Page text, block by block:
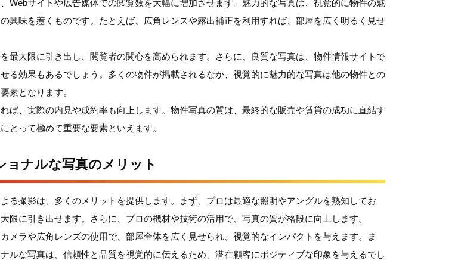
Webサイトや広告媒体での閲覧数を大幅に増加させます。魅力的な写真は、視覚的に物件の魅
興味を惹くものです。たとえば、広角レンズや露出補正を利用すれば、部屋を広く明るく見せ
最大限に引き出し、閲覧者の関心を高められます。さらに、良質な写真は、物件情報サイトで
る効果もあるでしょう。多くの物件が掲載されるなか、視覚的に魅力的な写真は他の物件との
素となります。
ば、実際の内見や成約率も向上します。物件写真の質は、最終的な販売や賃貸の成功に直結す
とって極めて重要な要素といえます。
ョナルな写真のメリット
る撮影は、多くのメリットを提供します。まず、プロは最適な照明やアングルを熟知してお
限に引き出せます。さらに、プロの機材や技術の活用で、写真の質が格段に向上します。
メラや広角レンズの使用で、部屋全体を広く見せられ、視覚的なインパクトを与えます。ま
ルな写真は、信頼性と品質を視覚的に伝えるため、潜在顧客にポジティブな印象を与えるでし